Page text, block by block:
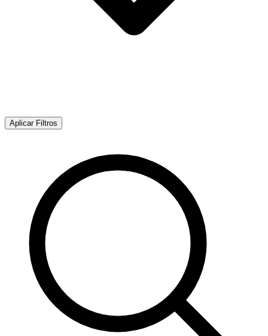
Aplicar Filtros